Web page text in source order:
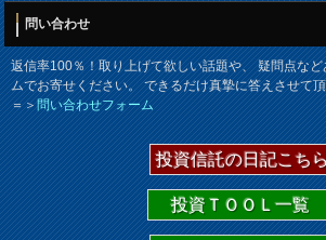
問い合わせ
返信率100％！取り上げて欲しい話題や、 疑問点な
ムでお寄せください。 できるだけ真摯に答えさせて
＝＞問い合わせフォーム
投資信託の日記こち
投資ＴＯＯＬ一覧